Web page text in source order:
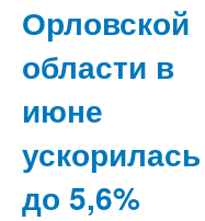
Орловской
области в
июне
ускорилась
до 5,6%